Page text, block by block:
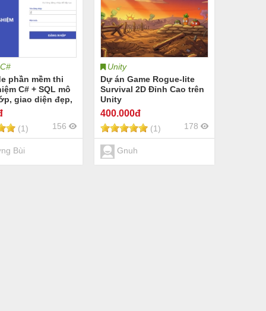
phần mềm thi
C# + SQL mô
giao diện đẹp,
(1) 156
Bùi
Unity
Dự án Game Rogue-lite
Survival 2D Đỉnh Cao trên
Unity
400.000đ
(1) 178
Gnuh